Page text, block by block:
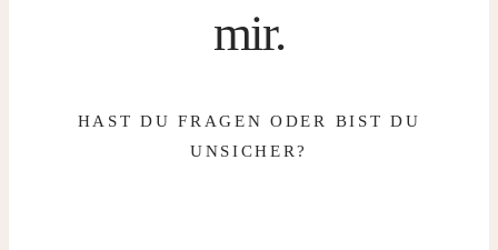
mir.
HAST DU FRAGEN ODER BIST DU
UNSICHER?